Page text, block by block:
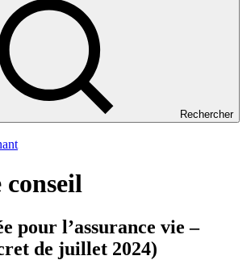
Rechercher
pour l’assurance vie –
de juillet 2024)